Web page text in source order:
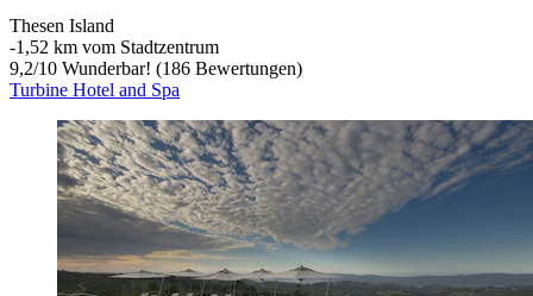
Thesen Island
‐1,52 km vom Stadtzentrum
9,2/10 Wunderbar! (186 Bewertungen)
Turbine Hotel and Spa